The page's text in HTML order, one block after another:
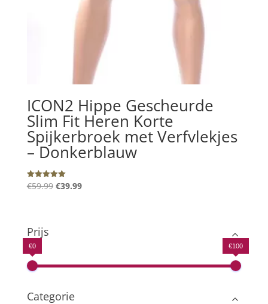
ICON2 Hippe Gescheurde
Slim Fit Heren Korte
Spijkerbroek met Verfvlekjes
– Donkerblauw
Gewaardeerd
5.00
€59.99 Oorspronkelijke
€39.99Huidige
Prijs
€0 €100
Categorie